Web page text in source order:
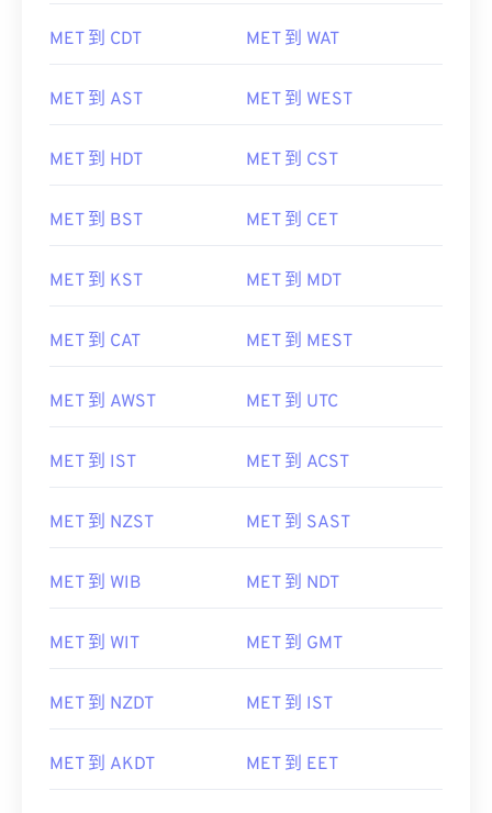
MET 到 CDT MET 到 WAT
MET 到 AST MET 到 WEST
MET 到 HDT MET 到 CST
MET 到 BST MET 到 CET
MET 到 KST MET 到 MDT
MET 到 CAT MET 到 MEST
MET 到 AWST MET 到 UTC
MET 到 IST MET 到 ACST
MET 到 NZST MET 到 SAST
MET 到 WIB MET 到 NDT
MET 到 WIT MET 到 GMT
MET 到 NZDT MET 到 IST
MET 到 AKDT MET 到 EET